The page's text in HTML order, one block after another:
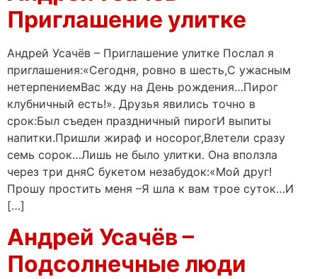
Приглашение улитке
Андрей Усачёв – Приглашение улитке Послал я
приглашения:«Сегодня, ровно в шесть,С ужасным
нетерпениемВас жду на День рождения…Пирог
клубничный есть!». Друзья явились точно в
срок:Был съеден праздничный пирогИ выпиты
напитки.Пришли жираф и носорог,Влетели сразу
семь сорок…Лишь не было улитки. Она вползла
через три дняС букетом незабудок:«Мой друг!
Прошу простить меня –Я шла к вам трое суток…И
[…]
Андрей Усачёв –
Подсолнечные люди